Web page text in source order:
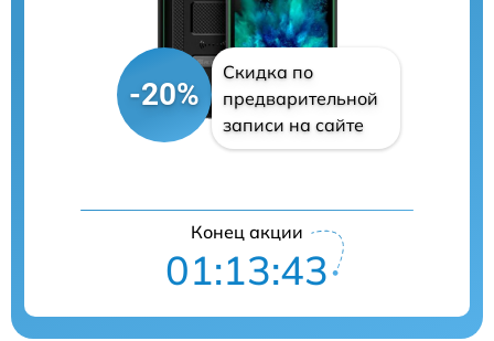
-20%
Скидка по
предварительной
записи на сайте
Конец акции
01:13:42